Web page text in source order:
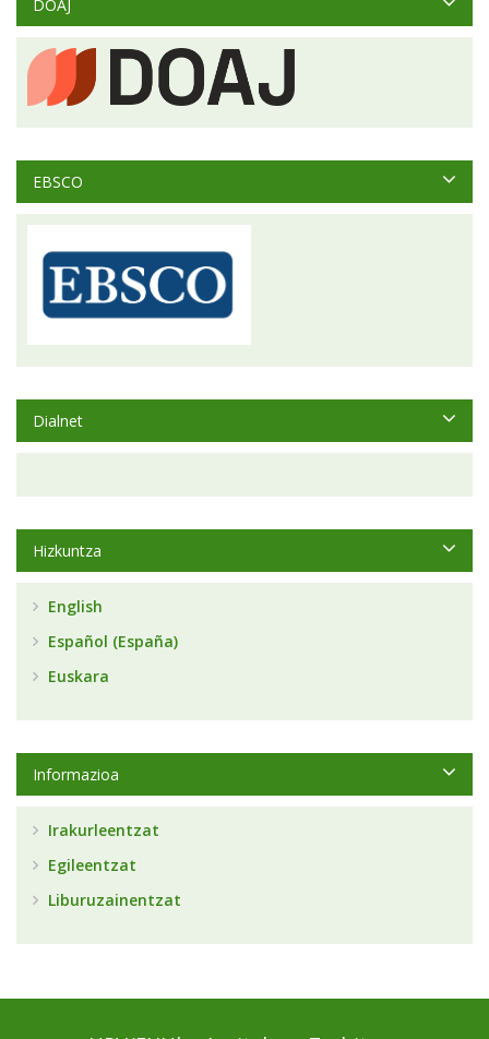
DOAJ
EBSCO
Dialnet
Hizkuntza
English
Español (España)
Euskara
Informazioa
Irakurleentzat
Egileentzat
Liburuzainentzat